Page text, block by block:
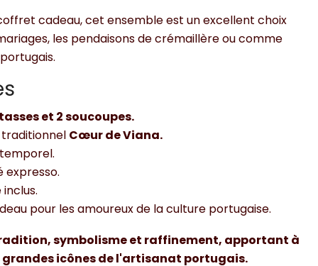
cadeau, cet ensemble est un excellent choix
les pendaisons de crémaillère ou comme
et 2 soucoupes.
Cœur de Viana.
expresso.
pour les amoureux de la culture portugaise.
symbolisme et raffinement, apportant à
grandes icônes de l'artisanat portugais.